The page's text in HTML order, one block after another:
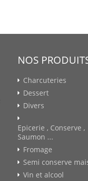
NOS
Charcuteries
Dessert
Divers
Epicerie , Conserve ,
Saumon ...
Fromage
Semi conserve
Vin et alcool